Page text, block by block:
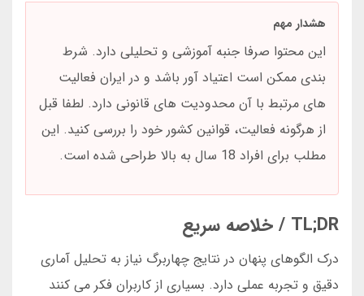
هشدار مهم
این محتوا صرفا جنبه آموزشی و تحلیلی دارد. شرط
بندی ممکن است اعتیاد آور باشد و در ایران فعالیت
های مرتبط با آن محدودیت های قانونی دارد. لطفا قبل
از هرگونه فعالیت، قوانین کشور خود را بررسی کنید. این
مطلب برای افراد 18 سال به بالا طراحی شده است.
TL;DR / خلاصه سریع
درک الگوهای پنهان در نتایج چهاربرگ نیاز به تحلیل آماری
دقیق و تجربه عملی دارد. بسیاری از کاربران فکر می کنند